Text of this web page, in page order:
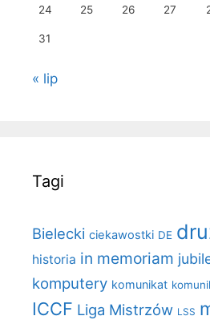
24 25 26 27
31
« lip
Tagi
Bielecki ciekawostki DE
historia in memoriam
komputery komunikat
ICCF Liga Mistrzów LSS